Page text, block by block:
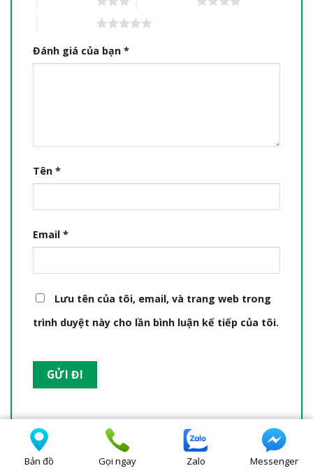
Đánh giá của bạn *
Tên *
Email *
Lưu tên của tôi, email, và trang web trong
trình duyệt này cho lần bình luận kế tiếp của tôi.
Bản đồ Gọi ngay Zalo Messenger